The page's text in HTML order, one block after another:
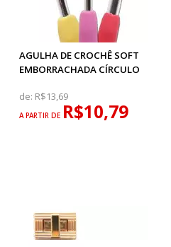
AGULHA DE CROCHÊ SOFT
EMBORRACHADA CÍRCULO
de: R$13,69
A PARTIR DE R$10,79